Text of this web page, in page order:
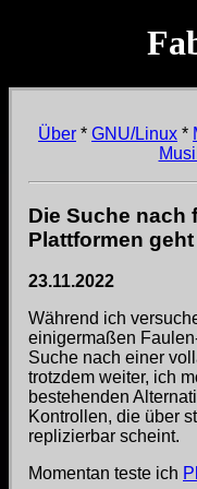
Über * GNU/Linux *
Die Suche nach
Plattformen
23.11.2022
Während ich
einigermaßen
Suche nach einer
trotzdem weiter, ich
bestehenden
Kontrollen, die über
replizierbar scheint.
Momentan teste ich